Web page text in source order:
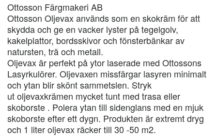
Ottosson Färgmakeri AB
Ottosson Oljevax används som en skokräm för att
skydda och ge en vacker lyster på tegelgolv,
kakelplattor, bordsskivor och fönsterbänkar av
natursten, trä och metall.
Oljevax är perfekt på ytor laserade med Ottossons
Lasyrkulörer. Oljevaxen missfärgar lasyren minimalt
och ytan blir skönt sammetslen. Stryk
ut oljevaxkrämen mycket tunt med trasa eller
skoborste . Polera ytan till sidenglans med en mjuk
skoborste efter ett dygn. Produkten är extremt dryg
och 1 liter oljevax räcker till 30 -50 m2.